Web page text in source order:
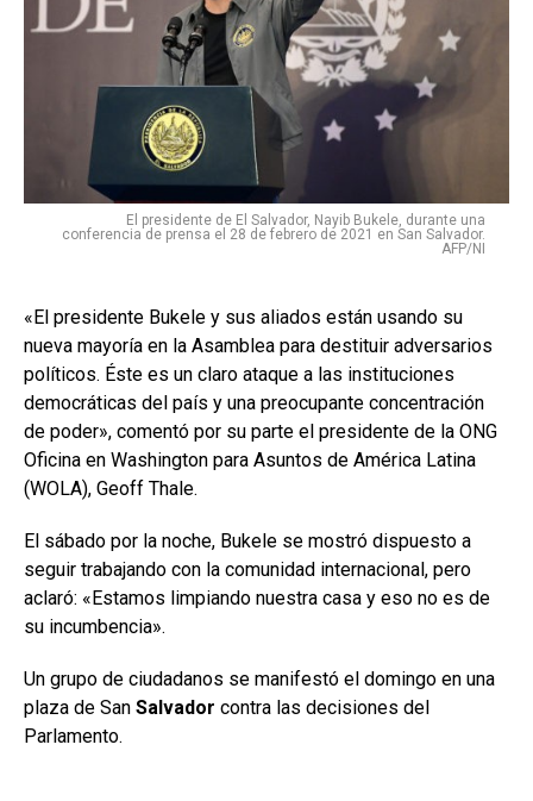
El presidente de El Salvador, Nayib Bukele, durante una
conferencia de prensa el 28 de febrero de 2021 en San Salvador.
AFP/NI
«El presidente Bukele y sus aliados están usando su
nueva mayoría en la Asamblea para destituir adversarios
políticos. Éste es un claro ataque a las instituciones
democráticas del país y una preocupante concentración
de poder», comentó por su parte el presidente de la ONG
Oficina en Washington para Asuntos de América Latina
(WOLA), Geoff Thale.
El sábado por la noche, Bukele se mostró dispuesto a
seguir trabajando con la comunidad internacional, pero
aclaró: «Estamos limpiando nuestra casa y eso no es de
su incumbencia».
Un grupo de ciudadanos se manifestó el domingo en una
plaza de San Salvador contra las decisiones del
Parlamento.